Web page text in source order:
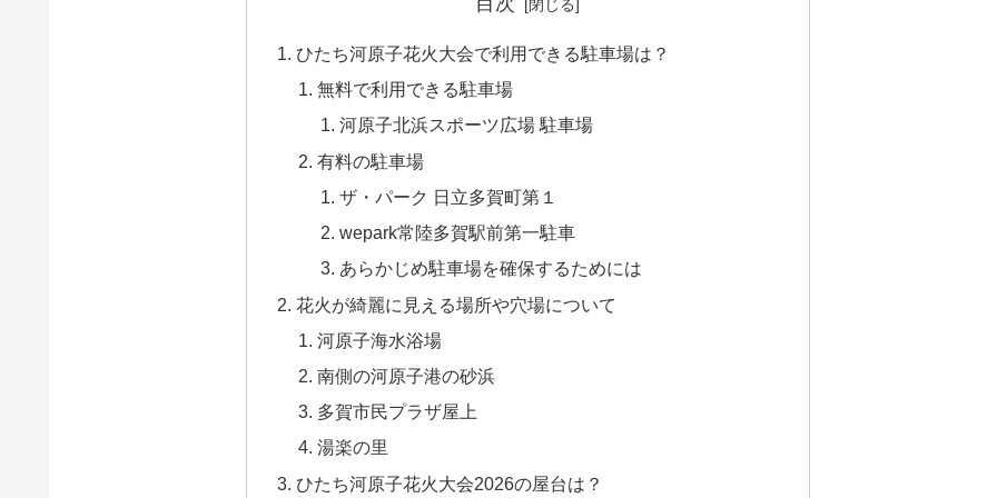
ひたち河原子花火大会で利用できる駐車場は？
無料で利用できる駐車場
河原子北浜スポーツ広場 駐車場
有料の駐車場
ザ・パーク 日立多賀町第１
wepark常陸多賀駅前第一駐車
あらかじめ駐車場を確保するためには
花火が綺麗に見える場所や穴場について
河原子海水浴場
南側の河原子港の砂浜
多賀市民プラザ屋上
湯楽の里
ひたち河原子花火大会2026の屋台は？